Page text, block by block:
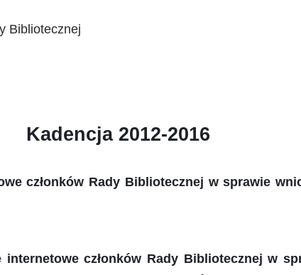
Bibliotecznej
Kadencja 2012-2016
członków Rady Bibliotecznej w sprawie
członków Rady Bibliotecznej w